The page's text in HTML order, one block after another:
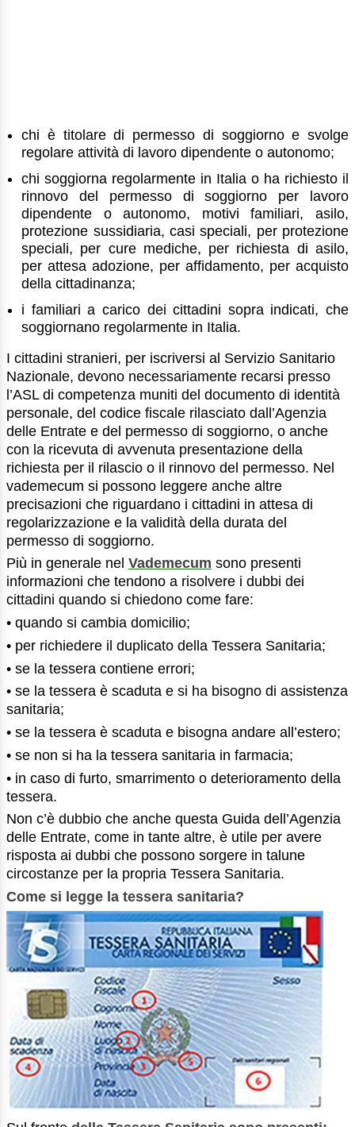
chi è titolare di permesso di soggiorno e svolge
regolare attività di lavoro dipendente o autonomo;
chi soggiorna regolarmente in Italia o ha richiesto il
rinnovo del permesso di soggiorno per lavoro
dipendente o autonomo, motivi familiari, asilo,
protezione sussidiaria, casi speciali, per protezione
speciali, per cure mediche, per richiesta di asilo,
per attesa adozione, per affidamento, per acquisto
della cittadinanza;
i familiari a carico dei cittadini sopra indicati, che
soggiornano regolarmente in Italia.
I cittadini stranieri, per iscriversi al Servizio Sanitario
Nazionale, devono necessariamente recarsi presso
l’ASL di competenza muniti del documento di identità
personale, del codice fiscale rilasciato dall’Agenzia
delle Entrate e del permesso di soggiorno, o anche
con la ricevuta di avvenuta presentazione della
richiesta per il rilascio o il rinnovo del permesso. Nel
vademecum si possono leggere anche altre
precisazioni che riguardano i cittadini in attesa di
regolarizzazione e la validità della durata del
permesso di soggiorno.
Più in generale nel Vademecum sono presenti
informazioni che tendono a risolvere i dubbi dei
cittadini quando si chiedono come fare:
• quando si cambia domicilio;
• per richiedere il duplicato della Tessera Sanitaria;
• se la tessera contiene errori;
• se la tessera è scaduta e si ha bisogno di assistenza
sanitaria;
• se la tessera è scaduta e bisogna andare all’estero;
• se non si ha la tessera sanitaria in farmacia;
• in caso di furto, smarrimento o deterioramento della
tessera.
Non c’è dubbio che anche questa Guida dell’Agenzia
delle Entrate, come in tante altre, è utile per avere
risposta ai dubbi che possono sorgere in talune
circostanze per la propria Tessera Sanitaria.
Come si legge la tessera sanitaria?